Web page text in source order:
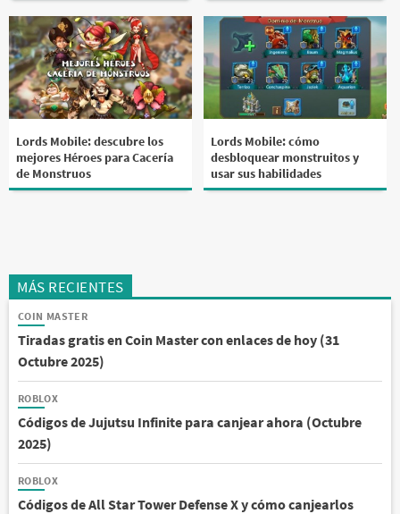
Lords Mobile: descubre los
mejores Héroes para Cacería
de Monstruos
Lords Mobile: cómo
desbloquear monstruitos y
usar sus habilidades
MÁS RECIENTES
COIN MASTER
Tiradas gratis en Coin Master con enlaces de hoy (31
Octubre 2025)
ROBLOX
Códigos de Jujutsu Infinite para canjear ahora (Octubre
2025)
ROBLOX
Códigos de All Star Tower Defense X y cómo canjearlos